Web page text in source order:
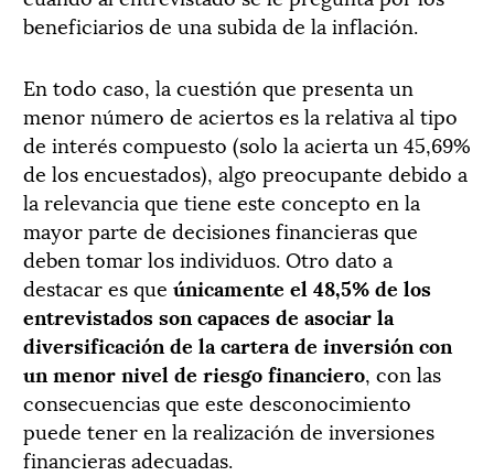
beneficiarios de una subida de la inflación.
En todo caso, la cuestión que presenta un
menor número de aciertos es la relativa al tipo
de interés compuesto (solo la acierta un 45,69%
de los encuestados), algo preocupante debido a
la relevancia que tiene este concepto en la
mayor parte de decisiones financieras que
deben tomar los individuos. Otro dato a
destacar es que únicamente el 48,5% de los
entrevistados son capaces de asociar la
diversificación de la cartera de inversión con
un menor nivel de riesgo financiero, con las
consecuencias que este desconocimiento
puede tener en la realización de inversiones
financieras adecuadas.